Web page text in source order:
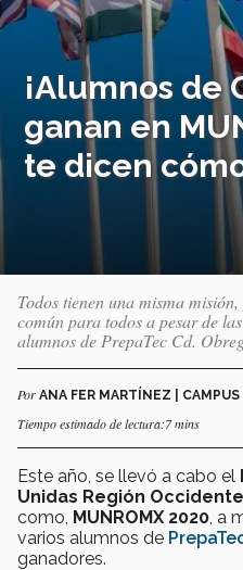
¡Alumnos de
ganan en
te dicen
Todos tienen una misma
común para todos a pesar de
alumnos de PrepaTec Cd.
Por ANA FER MARTÍNEZ |
Tiempo estimado de lectura:7 mins
Este año, se llevó a cabo el
Unidas Región
como, MUNROMX 2020 , a
varios alumnos de
ganadores.